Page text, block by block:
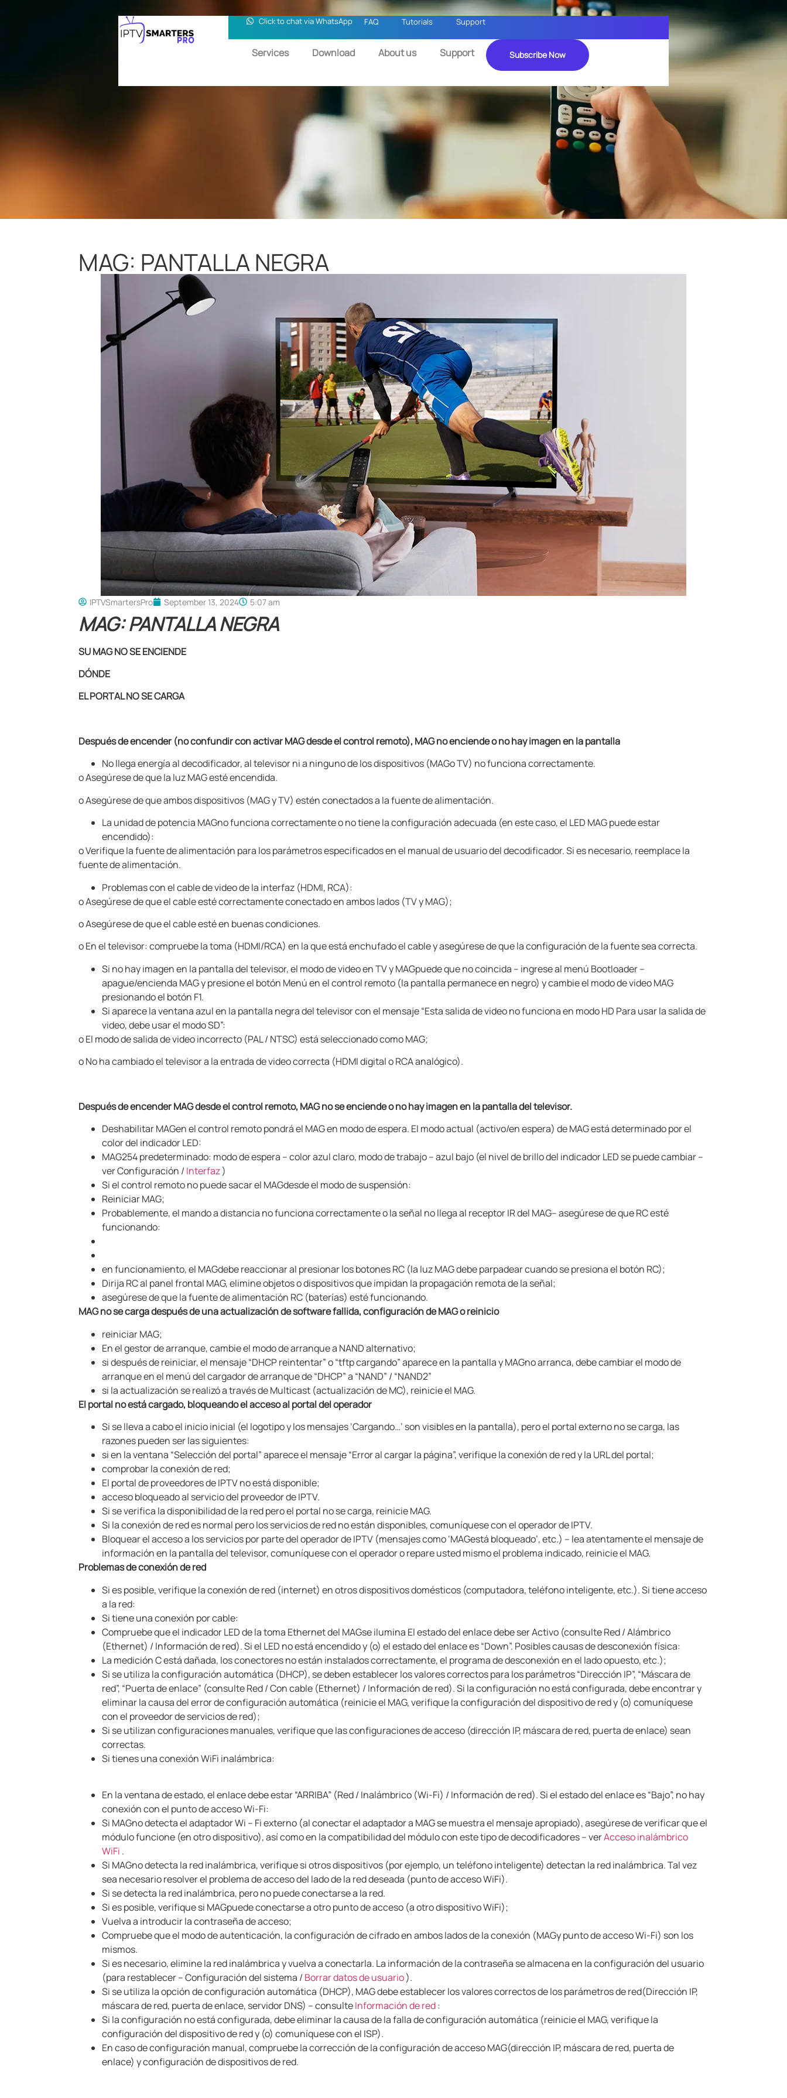
Click to chat via WhatsApp FAQ Tutorials Support
Services Download About us Support Subscribe Now
MAG: PANTALLA NEGRA
IPTVSmartersPro September 13, 2024 5:07 am
MAG: PANTALLA NEGRA
SU MAG NO SE ENCIENDE
DÓNDE
EL PORTAL NO SE CARGA
Después de encender (no confundir con activar MAGdesde el control remoto), MAGno enciende o no hay imagen en la pantalla
No llega energía al decodificador, al televisor ni a ninguno de los dispositivos (MAGo TV) no funciona correctamente.
oAsegúrese de que la luz MAG esté encendida.
oAsegúrese de que ambos dispositivos (MAG y TV) estén conectados a la fuente de alimentación.
La unidad de potencia MAGno funciona correctamente o no tiene la configuración adecuada (en este caso, el LED MAGpuede estar
encendido):
oVerifique la fuente de alimentación para los parámetros especificados en el manual de usuario del decodificador. Si es necesario, reemplace la
fuente de alimentación.
Problemas con el cable de video de la interfaz (HDMI, RCA):
oAsegúrese de que el cable esté correctamente conectado en ambos lados (TV y MAG);
oAsegúrese de que el cable esté en buenas condiciones.
oEn el televisor: compruebe la toma (HDMI/RCA) en la que está enchufado el cable y asegúrese de que la configuración de la fuente sea correcta.
Si no hay imagen en la pantalla del televisor, el modo de video en TV y MAGpuede que no coincida – ingrese al menú Bootloader –
apague/encienda MAGy presione el botón Menú en el control remoto (la pantalla permanece en negro) y cambie el modode video MAG
presionando el botón F1.
Si aparece la ventana azul en la pantalla negra del televisor con el mensaje “Esta salida de video no funciona en modo HD Para usar la salida de
video, debe usar el modo SD”:
oEl modo de salida de video incorrecto (PAL / NTSC) está seleccionado como MAG;
oNo ha cambiado el televisor a la entrada de video correcta (HDMI digital o RCA analógico).
Después de encender MAGdesde el control remoto, MAG no se enciende o no hay imagen en la pantalla del televisor.
Deshabilitar MAGen el control remoto pondrá el MAGen modo de espera. El modo actual (activo/en espera) de MAGestá determinado por el
color del indicador LED:
MAG254 predeterminado: modo de espera – color azul claro, modo de trabajo – azul bajo (el nivel de brillo del indicador LED se puede cambiar –
ver Configuración / Interfaz)
Si el control remoto no puede sacar el MAGdesde el modo de suspensión:
Reiniciar MAG;
Probablemente, el mando a distancia no funciona correctamente o la señal no llega al receptor IR del MAG– asegúrese de que RC esté
funcionando:
en funcionamiento, el MAGdebe reaccionar al presionar los botones RC (la luz MAGdebe parpadear cuando se presiona el botón RC);
Dirija RC al panel frontal MAG, elimine objetos o dispositivos que impidan la propagación remota de la señal;
asegúrese de que la fuente de alimentación RC (baterías) esté funcionando.
MAGno se carga después de una actualización de software fallida, configuración de MAGo reinicio
reiniciar MAG;
En el gestor de arranque, cambie el modo de arranque a NAND alternativo;
si después de reiniciar, el mensaje “DHCP reintentar” o “tftp cargando” aparece en la pantalla y MAGno arranca, debe cambiar el modo de
arranque en el menú del cargador de arranque de “DHCP” a “NAND” / “NAND2”
si la actualización se realizó a través de Multicast (actualización de MC), reinicie el MAG.
El portal no está cargado, bloqueando el acceso al portal del operador
Si se lleva a cabo el inicio inicial (el logotipo y los mensajes ‘Cargando…’ son visibles en la pantalla), pero el portal externo no se carga, las
razones pueden ser las siguientes:
si en la ventana “Selección del portal” aparece el mensaje “Error al cargar la página”, verifique la conexión de red y la URL del portal;
comprobar la conexión de red;
El portal de proveedores de IPTV no está disponible;
acceso bloqueado al servicio del proveedor de IPTV.
Si se verifica la disponibilidad de la red pero el portal no se carga, reinicie MAG.
Si la conexión de red es normal pero los servicios de red no están disponibles, comuníquese con el operador de IPTV.
Bloquear el acceso a los servicios por parte del operador de IPTV (mensajes como ‘MAGestá bloqueado’, etc.) – lea atentamente el mensaje de
información en la pantalla del televisor, comuníquese con el operador o repare usted mismo el problema indicado, reinicie el MAG.
Problemas de conexión de red
Si es posible, verifique la conexión de red (internet) en otros dispositivos domésticos (computadora, teléfono inteligente, etc.). Si tiene acceso
a la red:
Si tiene una conexión por cable:
Compruebe que el indicador LED de la toma Ethernet del MAGse ilumina El estado del enlace debe ser Activo (consulte Red / Alámbrico
(Ethernet) / Información de red). Si el LED no está encendido y (o) el estado del enlace es “Down”. Posibles causas de desconexión física:
La medición C está dañada, los conectores no están instalados correctamente, el programa de desconexión en el lado opuesto, etc.);
Si se utiliza la configuración automática (DHCP), se deben establecer los valores correctos para los parámetros “Dirección IP”, “Máscara de
red”, “Puerta de enlace” (consulte Red / Con cable (Ethernet) / Información de red). Si la configuración no está configurada, debe encontrar y
eliminar la causa del error de configuración automática (reinicie el MAG, verifique la configuración del dispositivo de red y (o) comuníquese
con el proveedor de servicios de red);
Si se utilizan configuraciones manuales, verifique que las configuraciones de acceso (dirección IP, máscara de red, puerta de enlace) sean
correctas.
Si tienes una conexión WiFi inalámbrica:
En la ventana de estado, el enlace debe estar “ARRIBA” (Red / Inalámbrico (Wi-Fi) / Información de red). Si el estado del enlace es “Bajo”, no hay
conexión con el punto de acceso Wi-Fi:
Si MAGno detecta el adaptador Wi – Fi externo (al conectar el adaptador a MAGse muestra el mensaje apropiado), asegúrese de verificar que el
módulo funcione (en otro dispositivo), así como en la compatibilidad del módulo con este tipo de decodificadores – verAcceso inalámbrico
WiFi .
Si MAGno detecta la red inalámbrica, verifique si otros dispositivos (por ejemplo, un teléfono inteligente) detectan la red inalámbrica. Tal vez
sea necesario resolver el problema de acceso del lado de la red deseada (punto de acceso WiFi).
Si se detecta la red inalámbrica, pero no puede conectarse a la red.
Si es posible, verifique si MAGpuede conectarse a otro punto de acceso (a otro dispositivo WiFi);
Vuelva a introducir la contraseña de acceso;
Compruebe que el modo de autenticación, la configuración de cifrado en ambos lados de la conexión (MAGy punto de acceso Wi-Fi) son los
mismos.
Si es necesario, elimine la red inalámbrica y vuelva a conectarla. La información de la contraseña se almacena en la configuración del usuario
(para restablecer – Configuración del sistema / Borrar datos de usuario).
Si se utiliza la opción de configuración automática (DHCP), MAG debe establecer los valores correctos de los parámetros de red(Dirección IP,
máscara de red, puerta de enlace, servidor DNS) – consulteInformación de red:
Si la configuración no está configurada, debe eliminar la causa de la falla de configuración automática (reinicie el MAG, verifique la
configuración del dispositivo de red y (o) comuníquese con el ISP).
En caso de configuración manual, compruebe la corrección de la configuración de acceso MAG(dirección IP, máscara de red, puerta de
enlace) y configuración de dispositivos de red.